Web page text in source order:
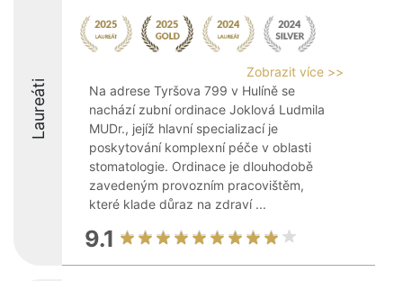
Laureáti
Zobrazit více >>
Na adrese Tyršova 799 v Hulíně se
nachází zubní ordinace Joklová Ludmila
MUDr., jejíž hlavní specializací je
poskytování komplexní péče v oblasti
stomatologie. Ordinace je dlouhodobě
zavedeným provozním pracovištěm,
které klade důraz na zdraví ...
9.1